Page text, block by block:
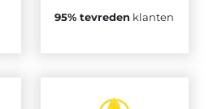
95% tevreden klanten